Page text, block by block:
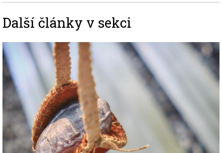
Další články v sekci
Image